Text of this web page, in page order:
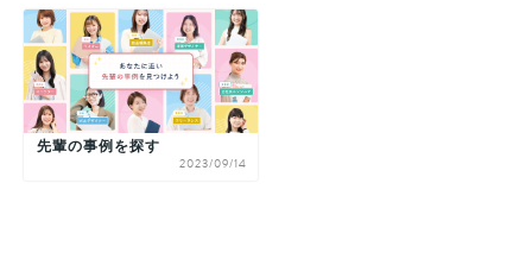
先輩の事例を探す
2023/09/14